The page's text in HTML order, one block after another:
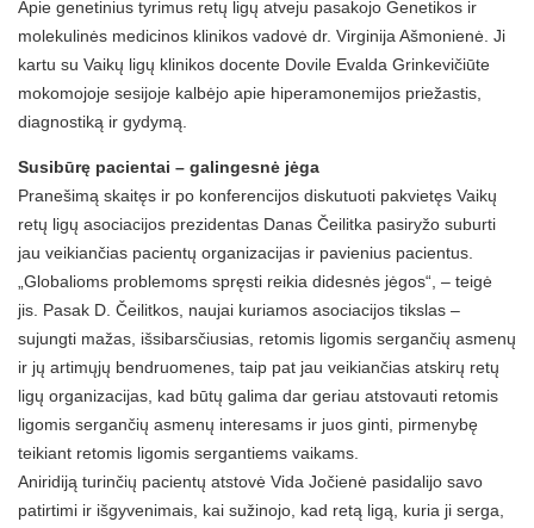
Apie genetinius tyrimus retų ligų atveju pasakojo Genetikos ir
molekulinės medicinos klinikos vadovė dr. Virginija Ašmonienė. Ji
kartu su Vaikų ligų klinikos docente Dovile Evalda Grinkevičiūte
mokomojoje sesijoje kalbėjo apie hiperamonemijos priežastis,
diagnostiką ir gydymą.
Susibūrę pacientai – galingesnė jėga
Pranešimą skaitęs ir po konferencijos diskutuoti pakvietęs Vaikų
retų ligų asociacijos prezidentas Danas Čeilitka pasiryžo suburti
jau veikiančias pacientų organizacijas ir pavienius pacientus.
„Globalioms problemoms spręsti reikia didesnės jėgos“, – teigė
jis. Pasak D. Čeilitkos, naujai kuriamos asociacijos tikslas –
sujungti mažas, išsibarsčiusias, retomis ligomis sergančių asmenų
ir jų artimųjų bendruomenes, taip pat jau veikiančias atskirų retų
ligų organizacijas, kad būtų galima dar geriau atstovauti retomis
ligomis sergančių asmenų interesams ir juos ginti, pirmenybę
teikiant retomis ligomis sergantiems vaikams.
Aniridiją turinčių pacientų atstovė Vida Jočienė pasidalijo savo
patirtimi ir išgyvenimais, kai sužinojo, kad retą ligą, kuria ji serga,